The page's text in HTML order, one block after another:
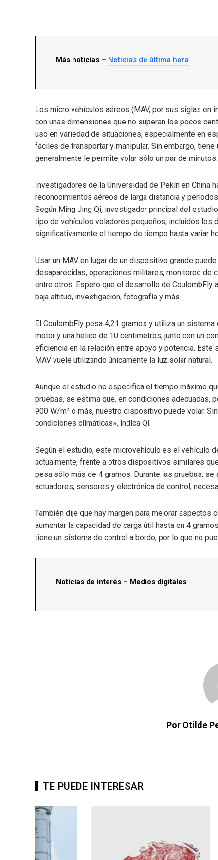
Más noticias – Noticias de última hora
Los micro vehículos aéreos (MAV, por sus siglas en
con unas dimensiones que no superan los pocos
uso en variedad de situaciones, especialmente en
fáciles de transportar y manipular. Sin embargo,
generalmente le permite volar sólo un par de
Investigadores de la Universidad de Pekín en China
reconocimientos aéreos de larga distancia y
Según Ming Jing Qi, investigador principal del
tipo de vehículos voladores pequeños, incluidos los
significativamente el tiempo de tiempo hasta variar
Usar un MAV en lugar de un dispositivo grande
desaparecidas, operaciones militares, monitoreo de
entre otros. Espero que el desarrollo de
baja altitud, investigación, fotografía y más.
El CoulombFly pesa 4,21 gramos y utiliza un
motor y una hélice de 10 centímetros, junto con un
eficiencia en la relación entre apoyo y potencia.
MAV vuele utilizando únicamente la luz solar natural.
Aunque el estudio no especifica el tiempo máximo
pruebas, se estima que, en condiciones adecuadas,
900 W/m² o más, nuestro dispositivo puede volar.
condiciones climáticas», indica Qi.
Según el estudio, este microvehículo es el vehículo
actualmente, frente a otros dispositivos similares
pesa sólo más de 4 gramos. Durante las pruebas, se
actuadores, sensores y electrónica de control,
También dije que hay margen para mejorar
aumentar la capacidad de carga útil hasta en 4
tiene un sistema de control a bordo, por lo que no
Noticias de interés – Medios digitales
Por Otilde
TE PUEDE INTERESAR